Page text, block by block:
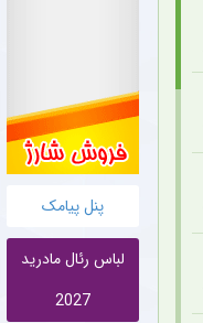
پنل پیامک
لباس رئال مادرید
2027
می‌کند که در همین شرایط، نام
به جام جهانی تأکید
خود را پشت سر می‌گذارد و
ورزش چوگان انتخاب شد.